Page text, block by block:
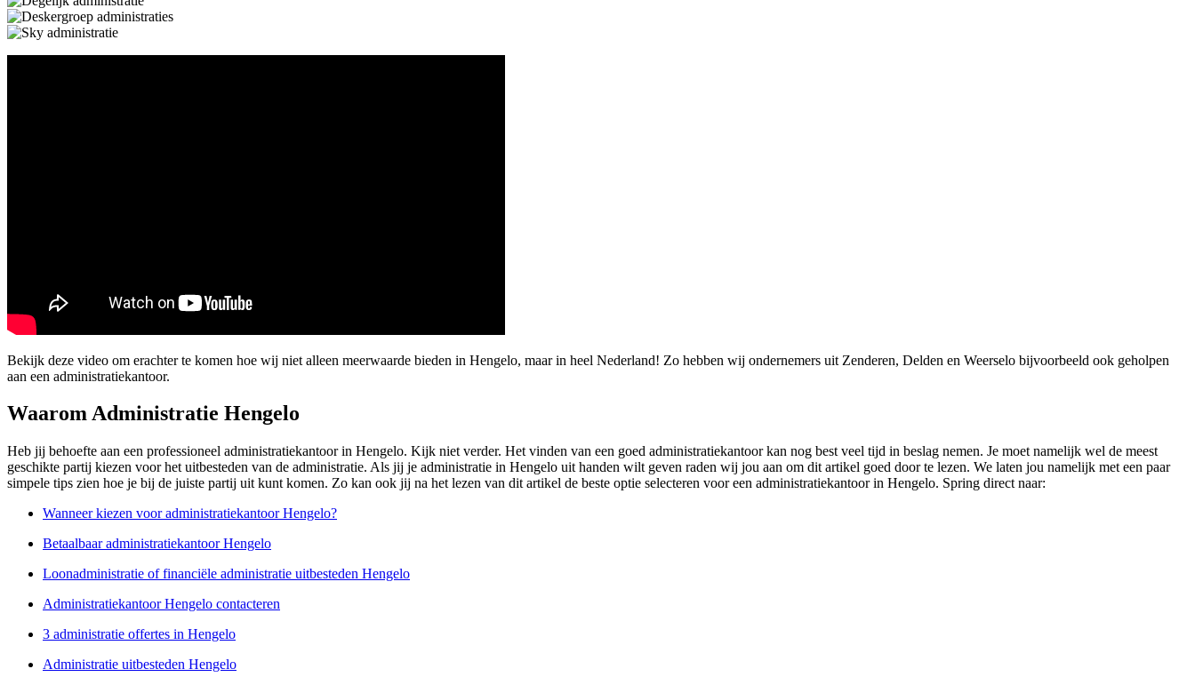
Bekijk deze video om erachter te komen hoe wij niet alleen meerwaarde bieden in Hengelo, maar in heel Nederland! Zo hebben wij ondernemers uit Zenderen, Delden en Weerselo bijvoorbeeld ook geholpen
aan een administratiekantoor.
Waarom Administratie Hengelo
Heb jij behoefte aan een professioneel administratiekantoor in Hengelo. Kijk niet verder. Het vinden van een goed administratiekantoor kan nog best veel tijd in beslag nemen. Je moet namelijk wel de meest
geschikte partij kiezen voor het uitbesteden van de administratie. Als jij je administratie in Hengelo uit handen wilt geven raden wij jou aan om dit artikel goed door te lezen. We laten jou namelijk met een paar
simpele tips zien hoe je bij de juiste partij uit kunt komen. Zo kan ook jij na het lezen van dit artikel de beste optie selecteren voor een administratiekantoor in Hengelo. Spring direct naar:
Wanneer kiezen voor administratiekantoor Hengelo?
Betaalbaar administratiekantoor Hengelo
Loonadministratie of financiële administratie uitbesteden Hengelo
Administratiekantoor Hengelo contacteren
3 administratie offertes in Hengelo
Administratie uitbesteden Hengelo